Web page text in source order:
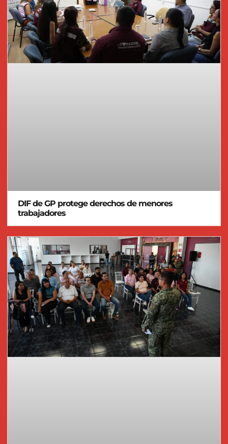
DIF de GP protege derechos de menores
trabajadores